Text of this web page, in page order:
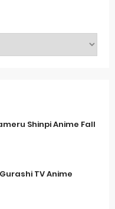
Shinpi Anime Fall
TV Anime